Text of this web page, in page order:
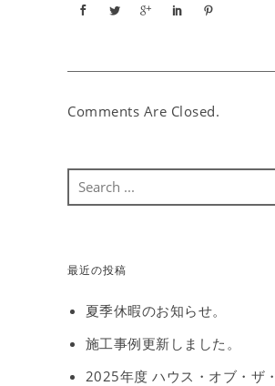
Comments Are Closed.
最近の投稿
夏季休暇のお知らせ。
施工事例更新しました。
2025年度 ハウス・オブ・ザ